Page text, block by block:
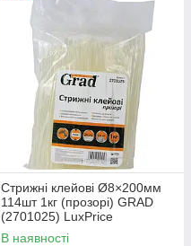
Стрижні клейові Ø8×200мм
114шт 1кг (прозорі) GRAD
(2701025) LuxPrice
В наявності